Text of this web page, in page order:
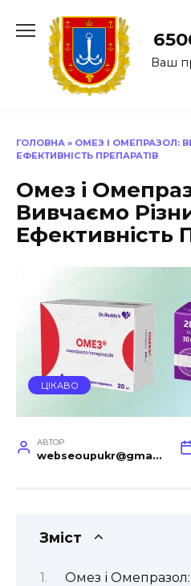
до
Ваш
ГОЛОВНА » ОМЕЗ І ОМЕПРАЗОЛ:
ЕФЕКТИВНІСТЬ ПРЕПАРАТІВ
Омез і
Вивчаємо
Ефективність
ЦІКАВО
АВТОР
webseoupukr@gmail.com
Зміст
Омез і Омепразол: